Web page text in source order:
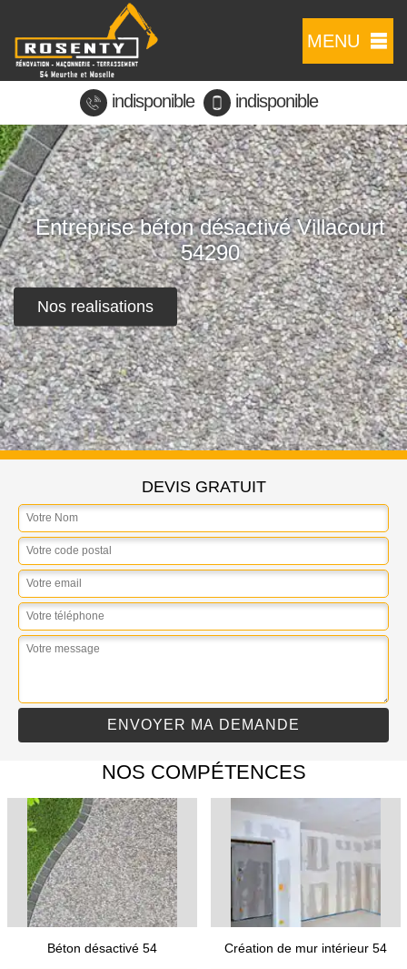
MENU
indisponible indisponible
Entreprise béton désactivé Villacourt
54290
Nos realisations
DEVIS GRATUIT
NOS COMPÉTENCES
Béton désactivé 54 Création de mur intérieur 54